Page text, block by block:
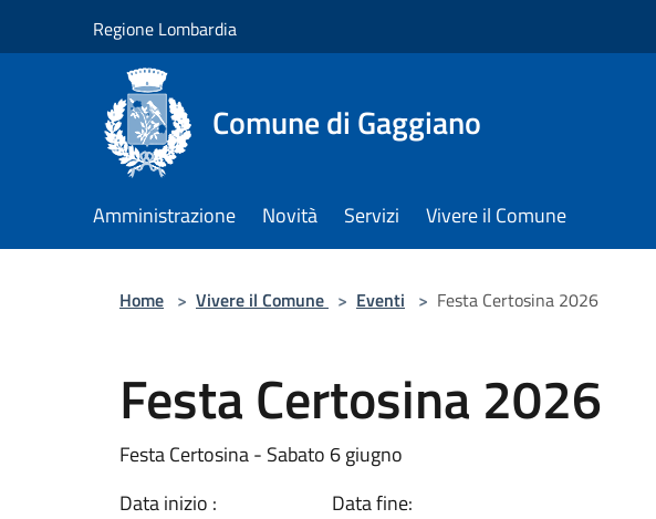
Regione Lombardia
Comune di Gaggiano
Amministrazione Novità Servizi Vivere il Comune
Home > Vivere il Comune > Eventi > Festa Certosina 2026
Festa Certosina 2026
Festa Certosina - Sabato 6 giugno
Data inizio :
Data fine: